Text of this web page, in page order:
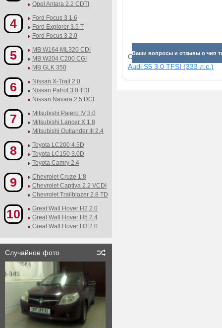
Ваши вопросы и отзывы о чип
Смотрите прибавки для
Audi S5 3.0 TFSI (333 л.с.)
Opel Antara 2.2 CDTI
4
Ford Focus 3 1.6
Ford Explorer 3.5 T
Ford Focus 3 2.0
5
MB W164 ML320 CDI
MB W204 C200 CGI
MB GLK 350
6
Nissan X-Trail 2.0
Nissan Patrol 3.0 TDI
Nissan Navara 2.5 DCI
7
Mitsubishi Pajero IV 3.0
Mitsubishi Lancer X 1.8
Mitsubishi Outlander III 2.4
8
Toyota LC200 4.5D
Toyota LC150 3.0D
Toyota Camry 2.4
9
Chevrolet Cruze 1.8
Chevrolet Captiva 2.2 VCDI
Chevrolet Trailblazer 2.8 TD
10
Great Wall Hover H2 2.0
Great Wall Hover H5 2.4
Great Wall Hover H3 2.0
Случайное фото